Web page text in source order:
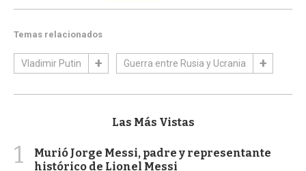
Temas relacionados
Vladimir Putin Guerra entre Rusia y Ucrania
Las Más Vistas
1
Murió Jorge Messi, padre y representante
histórico de Lionel Messi